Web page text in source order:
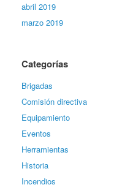
abril 2019
marzo 2019
Categorías
Brigadas
Comisión directiva
Equipamiento
Eventos
Herramientas
Historia
Incendios